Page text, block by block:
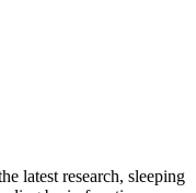
latest research, sleeping